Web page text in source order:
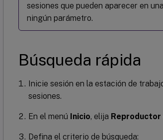
sesiones que pueden aparecer en
ningún parámetro.
Búsqueda rápida
Inicie sesión en la estación de
sesiones.
En el menú Inicio, elija Reproductor
Defina el criterio de búsqueda: